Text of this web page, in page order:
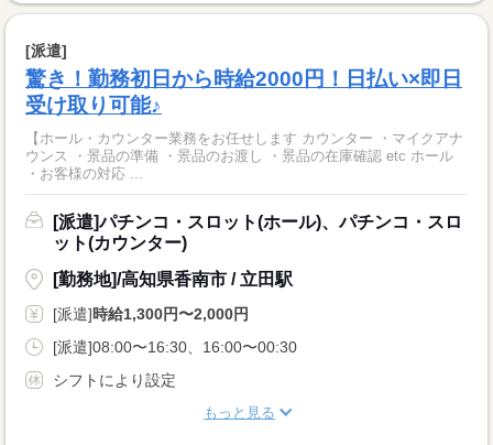
[派遣]
驚き！勤務初日から時給2000円！日払い×即日
受け取り可能♪
【ホール・カウンター業務をお任せします カウンター ・マイクアナ
ウンス ・景品の準備 ・景品のお渡し ・景品の在庫確認 etc ホール
・お客様の対応 ...
[派遣]パチンコ・スロット(ホール)、パチンコ・スロ
ット(カウンター)
[勤務地]/高知県香南市 / 立田駅
[派遣]時給1,300円〜2,000円
[派遣]08:00〜16:30、16:00〜00:30
シフトにより設定
もっと見る